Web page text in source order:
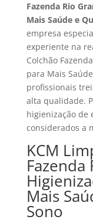
Fazenda Rio
Mais Saúde e
empresa
experiente na
Colchão
para Mais
profissionais
alta qualidade.
higienização de
considerados a
KCM
Fazenda
Mais
Sono